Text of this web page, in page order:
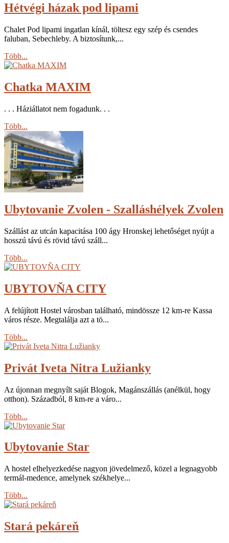
Hétvégi házak pod lipami
Chalet Pod lipami ingatlan kínál, töltesz egy szép és csendes
faluban, Sebechleby. A biztosítunk,...
Több...
Chatka MAXIM
. . . Háziállatot nem fogadunk. . .
Több...
Ubytovanie Zvolen - Szalláshélyek Zvolen
Szállást az utcán kapacitása 100 ágy Hronskej lehetőséget nyújt a
hosszú távú és rövid távú száll...
Több...
UBYTOVŇA CITY
A felújított Hostel városban található, mindössze 12 km-re Kassa
város része. Megtalálja azt a tö...
Több...
Privát Iveta Nitra Lužianky
Az újonnan megnyílt saját Blogok, Magánszállás (anélkül, hogy
otthon). Századból, 8 km-re a váro...
Több...
Ubytovanie Star
A hostel elhelyezkedése nagyon jövedelmező, közel a legnagyobb
termál-medence, amelynek székhelye...
Több...
Stará pekáreň